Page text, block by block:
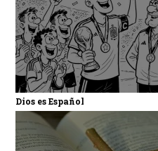
Dios es Español